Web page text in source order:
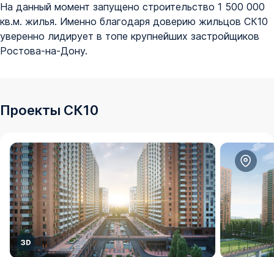
На данный момент запущено строительство 1 500 000
кв.м. жилья. Именно благодаря доверию жильцов СК10
уверенно лидирует в топе крупнейших застройщиков
Ростова-на-Дону.
Проекты СК10